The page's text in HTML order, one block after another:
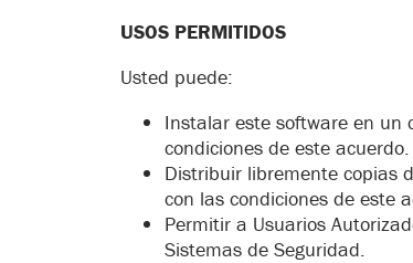
USOS PERMITIDOS
Usted puede:
Instalar este software en un
condiciones de este acuerdo.
Distribuir libremente copias
con las condiciones de este
Permitir a Usuarios
Sistemas de Seguridad.